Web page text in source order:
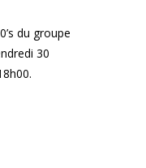
du groupe
30